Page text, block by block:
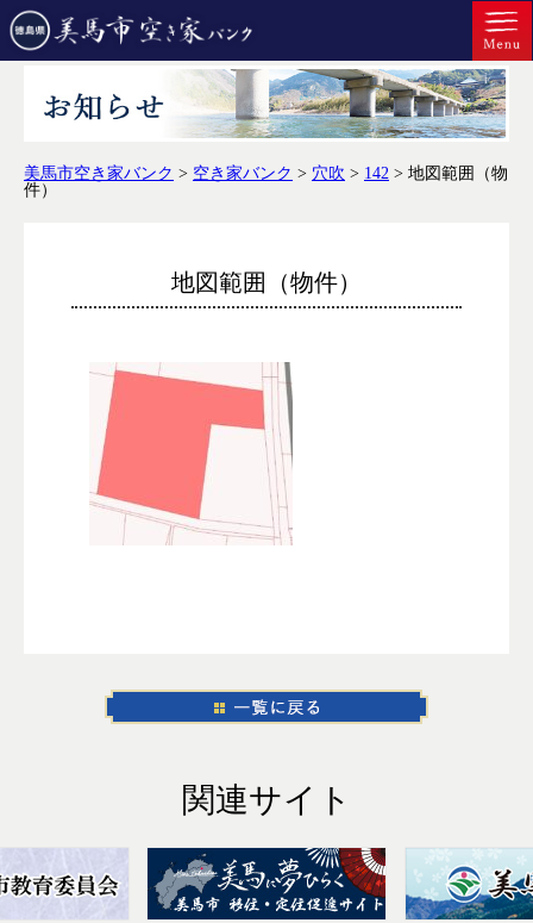
美馬市空き家バンク > 空き家バンク > 穴吹 > 142 > 地図範囲（物
件）
地図範囲（物件）
関連サイト